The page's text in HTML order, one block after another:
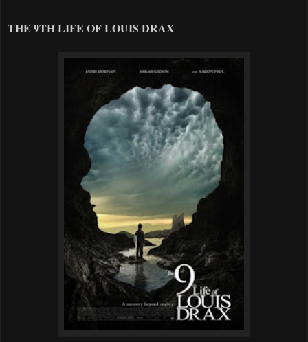
THE 9TH LIFE OF LOUIS DRAX